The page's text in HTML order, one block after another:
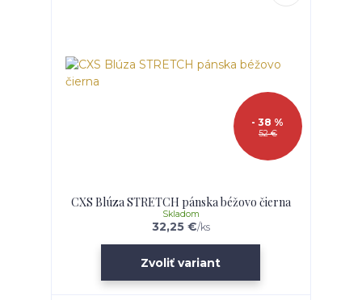
52 €
- 38 %
CXS Blúza STRETCH pánska béžovo čierna
32,25 €/ks
Skladom
Zvoliť variant